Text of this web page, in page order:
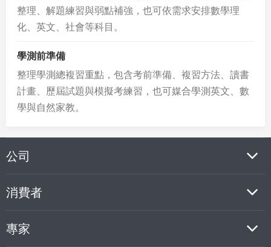
整理、解題練習與弱點補強，也可依需求安排數學理
化、英文、社會等科目。
學測前準備
整理學測總複習重點，包含考前準備、複習方法、讀書
計畫、歷屆試題與模擬考練習，也可媒合學測英文、數
學與自然家教。
公司
消費者
專家